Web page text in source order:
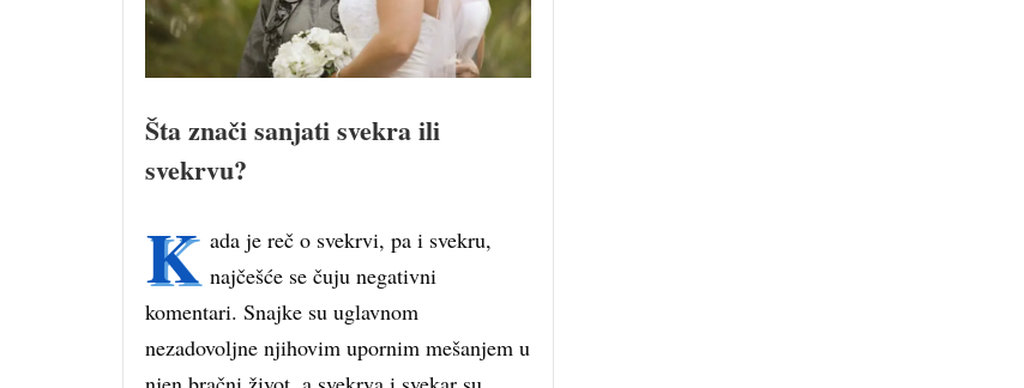
Šta znači sanjati svekra ili
svekrvu?
K ada je reč o svekrvi, pa i svekru,
najčešće se čuju negativni
komentari. Snajke su uglavnom
nezadovoljne njihovim upornim mešanjem u